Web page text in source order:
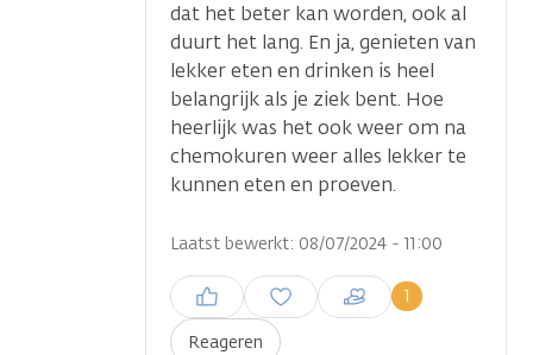
dat het beter kan worden, ook al
duurt het lang. En ja, genieten van
lekker eten en drinken is heel
belangrijk als je ziek bent. Hoe
heerlijk was het ook weer om na
chemokuren weer alles lekker te
kunnen eten en proeven.
Laatst bewerkt: 08/07/2024 - 11:00
Reageren
1
Inloggen om een reactie te
plaatsen